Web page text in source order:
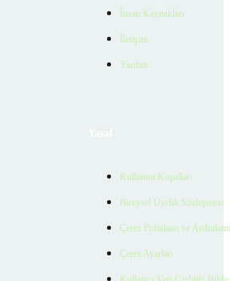
İnsan Kaynakları
İletişim
Yardım
Kullanım Koşulları
Bireysel Üyelik Sözleşmesi
Çerez Politikası ve
Çerez Ayarları